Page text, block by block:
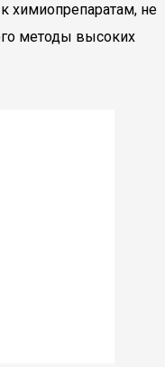
химиопрепаратам, не
методы высоких